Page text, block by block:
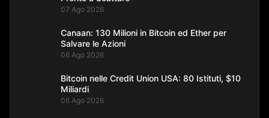
07 Ago 2026
Canaan: 130 Milioni in Bitcoin ed Ether per
Salvare le Azioni
06 Ago 2026
Bitcoin nelle Credit Union USA: 80 Istituti, $10
Miliardi
06 Ago 2026